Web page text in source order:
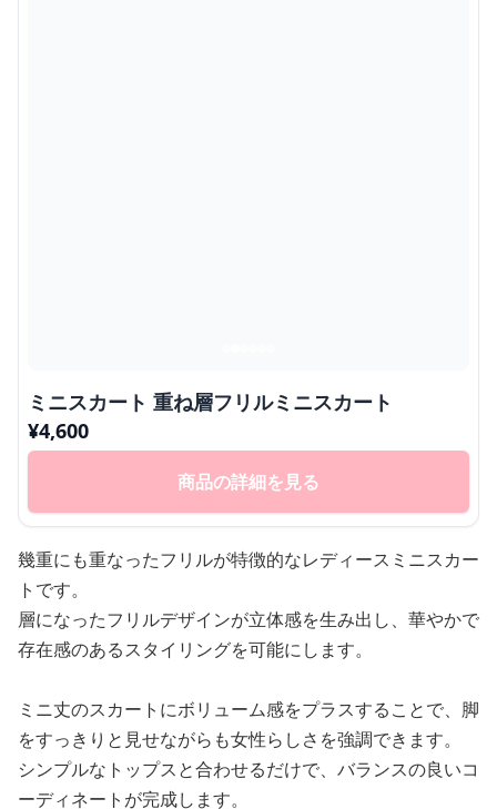
ミニスカート 重ね層フリルミニスカート
¥4,600
商品の詳細を見る
幾重にも重なったフリルが特徴的なレディースミニスカー
トです。
層になったフリルデザインが立体感を生み出し、華やかで
存在感のあるスタイリングを可能にします。
ミニ丈のスカートにボリューム感をプラスすることで、脚
をすっきりと見せながらも女性らしさを強調できます。
シンプルなトップスと合わせるだけで、バランスの良いコ
ーディネートが完成します。